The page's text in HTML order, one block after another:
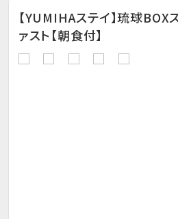
【YUMIHAステイ】琉球BOX
ァスト【朝食付】